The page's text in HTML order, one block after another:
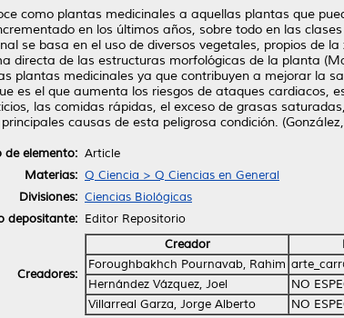
como plantas medicinales a aquellas plantas que
en los últimos años, sobre todo en las
se basa en el uso de diversos vegetales, propios de
directa de las estructuras morfológicas de la planta
plantas medicinales ya que contribuyen a mejorar la
es el que aumenta los riesgos de ataques cardiacos,
las comidas rápidas, el exceso de grasas
causas de esta peligrosa condición.
de elemento: Article
Materias: Q Ciencia > Q Ciencias en General
Divisiones: Ciencias Biológicas
depositante: Editor Repositorio
Creadores:
Creador
Foroughbakhch Pournavab, Rahim
Hernández Vázquez, Joel
NO
Villarreal Garza, Jorge Alberto
NO